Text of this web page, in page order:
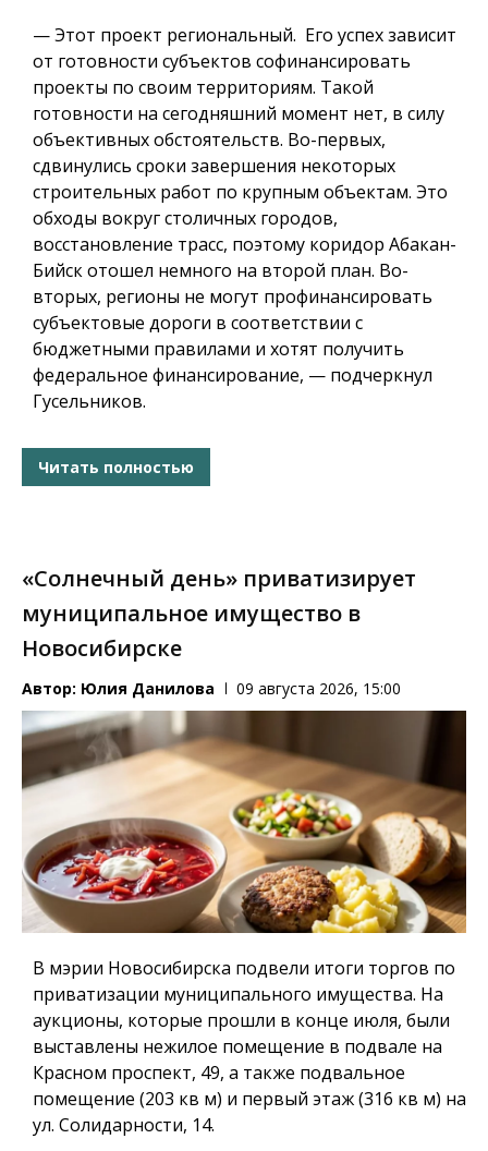
— Этот проект региональный. Его успех зависит
от готовности субъектов софинансировать
проекты по своим территориям. Такой
готовности на сегодняшний момент нет, в силу
объективных обстоятельств. Во-первых,
сдвинулись сроки завершения некоторых
строительных работ по крупным объектам. Это
обходы вокруг столичных городов,
восстановление трасс, поэтому коридор Абакан-
Бийск отошел немного на второй план. Во-
вторых, регионы не могут профинансировать
субъектовые дороги в соответствии с
бюджетными правилами и хотят получить
федеральное финансирование, — подчеркнул
Гусельников.
Читать полностью
«Солнечный день» приватизирует
муниципальное имущество в
Новосибирске
Автор: Юлия Данилова 09 августа 2026, 15:00
В мэрии Новосибирска подвели итоги торгов по
приватизации муниципального имущества. На
аукционы, которые прошли в конце июля, были
выставлены нежилое помещение в подвале на
Красном проспект, 49, а также подвальное
помещение (203 кв м) и первый этаж (316 кв м) на
ул. Солидарности, 14.